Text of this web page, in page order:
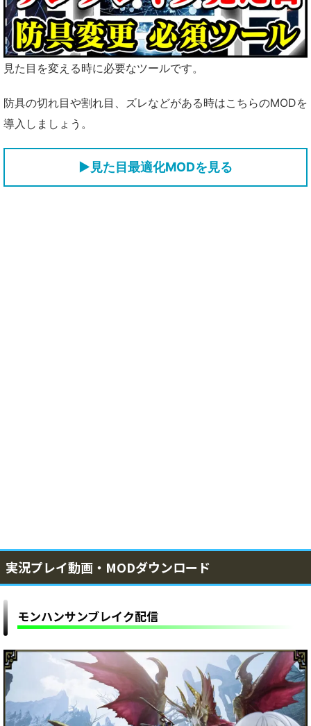
見た目を変える時に必要なツールです。
防具の切れ目や割れ目、ズレなどがある時はこちらのMODを
導入しましょう。
▶見た目最適化MODを見る
実況プレイ動画・MODダウンロード
モンハンサンブレイク配信